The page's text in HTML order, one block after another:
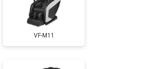
Заказать
Заказать
VF-M11